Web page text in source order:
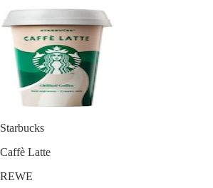
Starbucks
Caffè Latte
REWE